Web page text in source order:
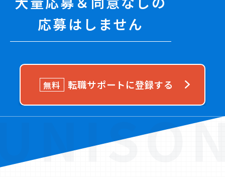
応募はしません
無料 転職サポートに登録する